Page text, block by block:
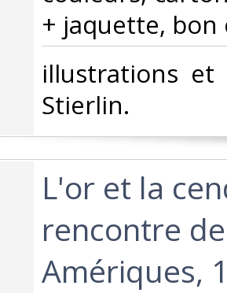
+ jaquette, bon
‎illustrations et
Stierlin.‎
‎L'or et la
rencontre
Amériques,